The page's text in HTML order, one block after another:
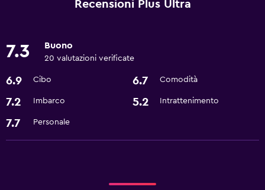
Recensioni Plus Ultra
7.3 Buono
20 valutazioni verificate
6.9 Cibo 6.7 Comodità
7.2 Imbarco 5.2 Intrattenimento
7.7 Personale